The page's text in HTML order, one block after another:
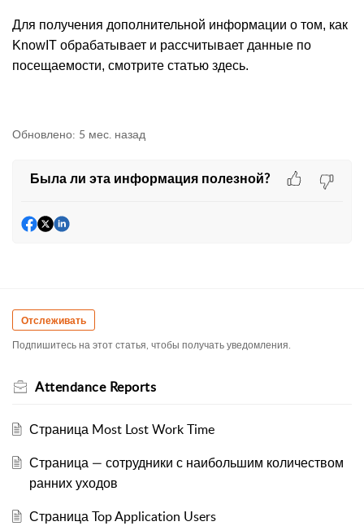
Для получения дополнительной информации о том, как
KnowIT обрабатывает и рассчитывает данные по
посещаемости, смотрите статью здесь.
Обновлено: 5 мес. назад
Была ли эта информация полезной?
Отслеживать
Подпишитесь на этот статья, чтобы получать уведомления.
Attendance Reports
Страница Most Lost Work Time
Страница — сотрудники с наибольшим количеством
ранних уходов
Страница Top Application Users